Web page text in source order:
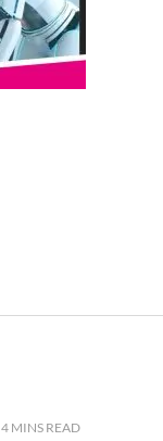
4 MINS READ